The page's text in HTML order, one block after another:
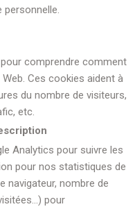
personnelle.
comprendre comment
Ces cookies aident à
du nombre de visiteurs,
etc.
Analytics pour suivre les
pour nos statistiques de
navigateur, nombre de
pour